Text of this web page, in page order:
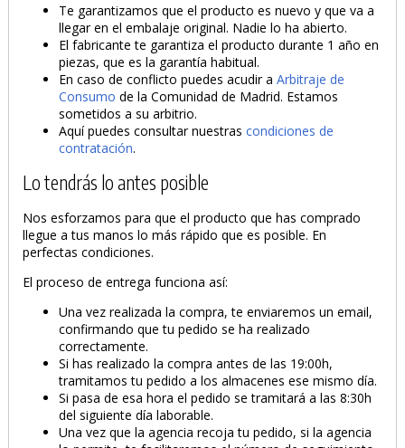
Te garantizamos que el producto es nuevo y que va a
llegar en el embalaje original. Nadie lo ha abierto.
El fabricante te garantiza el producto durante 1 año en
piezas, que es la garantía habitual.
En caso de conflicto puedes acudir aArbitraje de
Consumo de la Comunidad de Madrid. Estamos
sometidos a su arbitrio.
Aquí puedes consultar nuestrascondiciones de
contratación.
Lo tendrás lo antes posible
Nos esforzamos para que el producto que has comprado
llegue a tus manos lo más rápido que es posible. En
perfectas condiciones.
El proceso de entrega funciona así:
Una vez realizada la compra, te enviaremos un email,
confirmando que tu pedido se ha realizado
correctamente.
Si has realizado la compra antes de las 19:00h,
tramitamos tu pedido a los almacenes ese mismo día.
Si pasa de esa hora el pedido se tramitará a las 8:30h
del siguiente día laborable.
Una vez que la agencia recoja tu pedido, si la agencia